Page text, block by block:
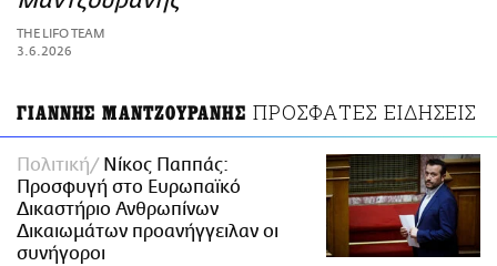
ΑΜΠΑ
PRINT
THE LIFO TEAM
3.6.2026
ΓΙΑΝΝΗΣ ΜΑΝΤΖΟΥΡΑΝΗΣ ΠΡΟΣΦΑΤΕΣ ΕΙΔΗΣΕΙΣ
Πολιτική
Νίκος Παππάς:
Προσφυγή στο Ευρωπαϊκό
Δικαστήριο Ανθρωπίνων
Δικαιωμάτων προανήγγειλαν οι
συνήγοροι